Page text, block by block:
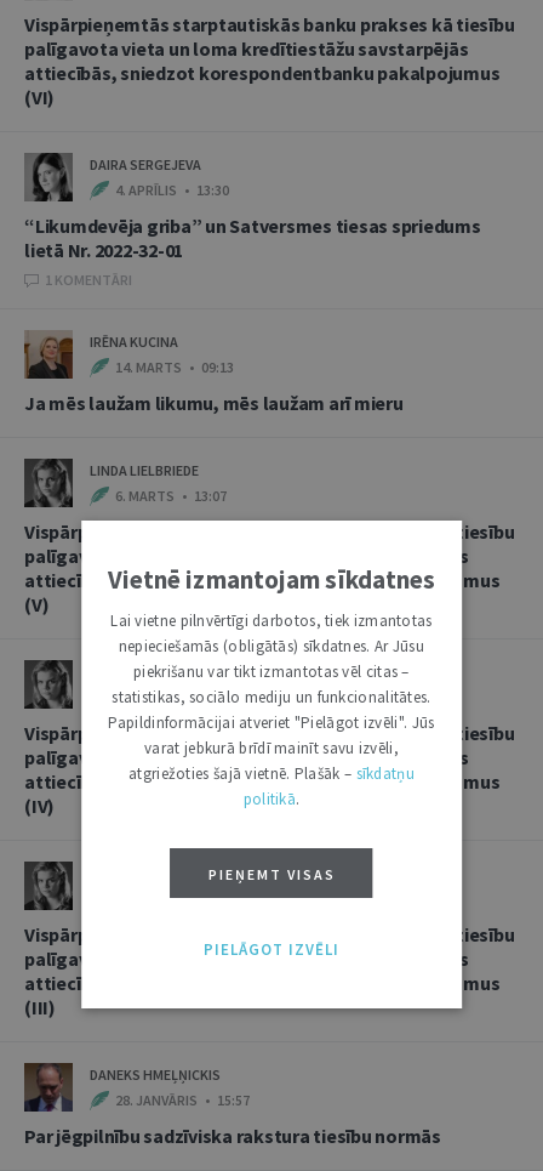
Vispārpieņemtās starptautiskās banku prakses kā tiesību
palīgavota vieta un loma kredītiestāžu savstarpējās
attiecībās, sniedzot korespondentbanku pakalpojumus
(VI)
DAIRA SERGEJEVA
4. APRĪLIS • 13:30
“Likumdevēja griba” un Satversmes tiesas spriedums
lietā Nr. 2022-32-01
1 KOMENTĀRI
IRĒNA KUCINA
14. MARTS • 09:13
Ja mēs laužam likumu, mēs laužam arī mieru
LINDA LIELBRIEDE
6. MARTS • 13:07
Vispārpieņemtās starptautiskās banku prakses kā tiesību
palīgavota vieta un loma kredītiestāžu savstarpējās
attiecībās, sniedzot korespondentbanku pakalpojumus
(V)
LINDA LIELBRIEDE
20. FEBRUĀRIS • 11:13
Vispārpieņemtās starptautiskās banku prakses kā tiesību
palīgavota vieta un loma kredītiestāžu savstarpējās
attiecībās, sniedzot korespondentbanku pakalpojumus
(IV)
4. FEBRUĀRIS • 17:53
Vispārpieņemtās starptautiskās banku prakses kā tiesību
palīgavota vieta un loma kredītiestāžu savstarpējās
attiecībās, sniedzot korespondentbanku pakalpojumus
(III)
DANEKS HMEĻŅICKIS
28. JANVĀRIS • 15:57
Par jēgpilnību sadzīviska rakstura tiesību normās
Vietnē izmantojam sīkdatnes
Lai vietne pilnvērtīgi darbotos, tiek izmantotas
nepieciešamās (obligātās) sīkdatnes. Ar Jūsu
piekrišanu var tikt izmantotas vēl citas –
statistikas, sociālo mediju un funkcionalitātes.
Papildinformācijai atveriet "Pielāgot izvēli". Jūs
varat jebkurā brīdī mainīt savu izvēli,
atgriežoties šajā vietnē. Plašāk – sīkdatņu
politikā.
PIEŅEMT VISAS
PIELĀGOT IZVĒLI